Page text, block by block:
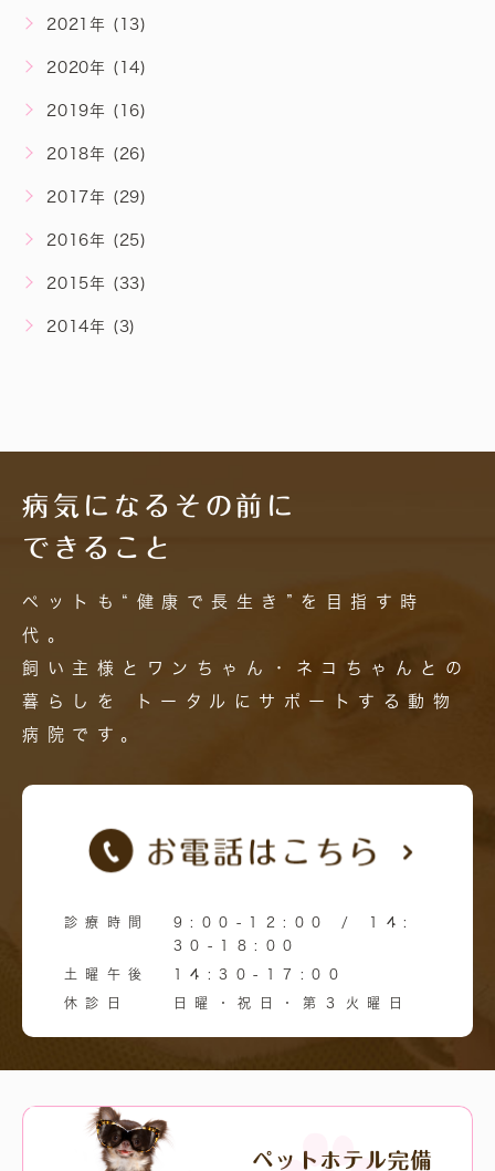
2021年 (13)
2020年 (14)
2019年 (16)
2018年 (26)
2017年 (29)
2016年 (25)
2015年 (33)
2014年 (3)
病気になるその前に
できること
ペットも“健康で長生き”を目指す時
代。
飼い主様とワンちゃん・ネコちゃんとの
暮らしを
トータルにサポートする動物
病院です。
診療時間
9:00-12:00 / 14:
30-18:00
土曜午後 14:30-17:00
休診日 日曜・祝日・第３火曜日